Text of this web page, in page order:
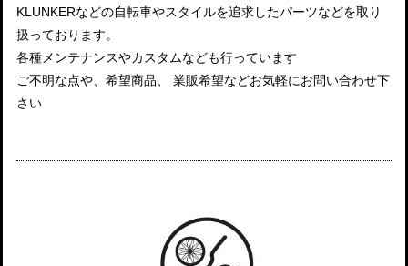
KLUNKERなどの自転車やスタイルを追求したパーツなどを取り
扱っております。
各種メンテナンスやカスタムなども行っています
ご不明な点や、希望商品、 業販希望などお気軽にお問い合わせ下
さい